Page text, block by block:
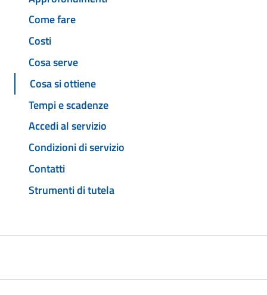
Come fare
Costi
Cosa serve
Cosa si ottiene
Tempi e scadenze
Accedi al servizio
Condizioni di servizio
Contatti
Strumenti di tutela